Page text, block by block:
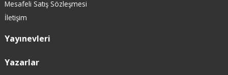
Mesafeli Satış Sözleşmesi
İletişim
Yayınevleri
Yazarlar